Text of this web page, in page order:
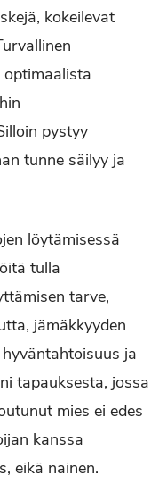
kokeilevat
pystyy
tunne säilyy ja
löytämisessä
tulla
tarve,
jämäkkyyden
ja
tapauksesta, jossa
mies ei edes
kanssa
eikä nainen.